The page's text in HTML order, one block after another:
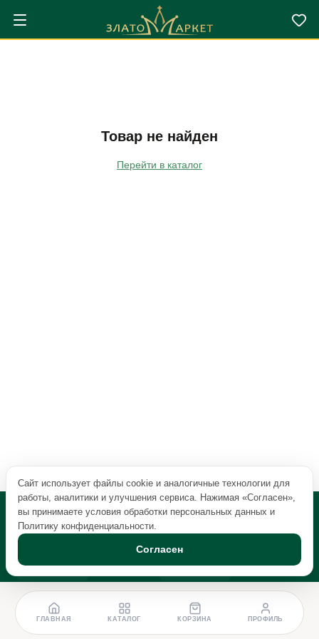
Товар не найден
Перейти в каталог
ГЛАВНАЯ КАТАЛОГ КОРЗИНА ПРОФИЛЬ
Сайт использует файлы cookie и аналогичные технологии для
работы, аналитики и улучшения сервиса. Нажимая «Согласен»,
вы принимаете условия обработки персональных данных и
Политику конфиденциальности.
Согласен